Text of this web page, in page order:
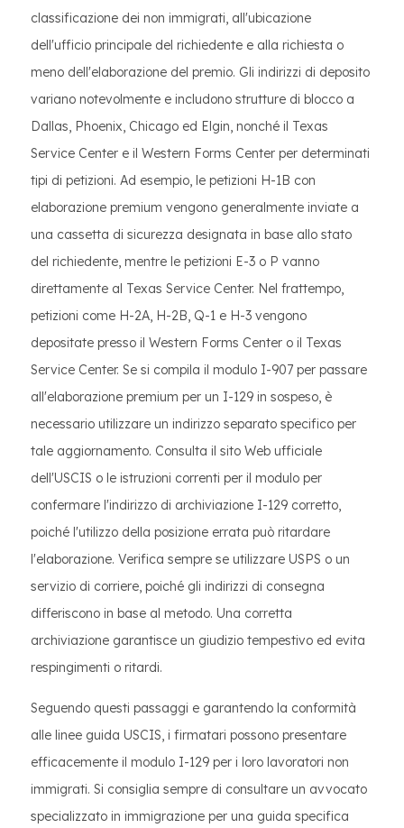
classificazione dei non immigrati, all'ubicazione
dell'ufficio principale del richiedente e alla richiesta o
meno dell'elaborazione del premio. Gli indirizzi di deposito
variano notevolmente e includono strutture di blocco a
Dallas, Phoenix, Chicago ed Elgin, nonché il Texas
Service Center e il Western Forms Center per determinati
tipi di petizioni. Ad esempio, le petizioni H-1B con
elaborazione premium vengono generalmente inviate a
una cassetta di sicurezza designata in base allo stato
del richiedente, mentre le petizioni E-3 o P vanno
direttamente al Texas Service Center. Nel frattempo,
petizioni come H-2A, H-2B, Q-1 e H-3 vengono
depositate presso il Western Forms Center o il Texas
Service Center. Se si compila il modulo I-907 per passare
all'elaborazione premium per un I-129 in sospeso, è
necessario utilizzare un indirizzo separato specifico per
tale aggiornamento. Consulta il sito Web ufficiale
dell'USCIS o le istruzioni correnti per il modulo per
confermare l'indirizzo di archiviazione I-129 corretto,
poiché l'utilizzo della posizione errata può ritardare
l'elaborazione. Verifica sempre se utilizzare USPS o un
servizio di corriere, poiché gli indirizzi di consegna
differiscono in base al metodo. Una corretta
archiviazione garantisce un giudizio tempestivo ed evita
respingimenti o ritardi.
Seguendo questi passaggi e garantendo la conformità
alle linee guida USCIS, i firmatari possono presentare
efficacemente il modulo I-129 per i loro lavoratori non
immigrati. Si consiglia sempre di consultare un avvocato
specializzato in immigrazione per una guida specifica